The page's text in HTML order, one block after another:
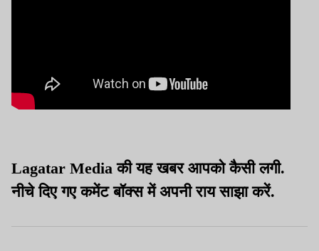
Lagatar Media की यह खबर आपको कैसी लगी.
नीचे दिए गए कमेंट बॉक्स में अपनी राय साझा करें.